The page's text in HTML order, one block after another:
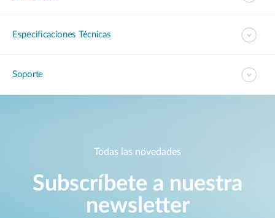
Especificaciones Técnicas
Soporte
Todas las novedades
Subscríbete a nuestra
newsletter